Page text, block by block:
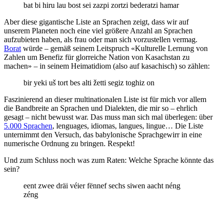
bat bi hiru lau bost sei zazpi zortzi bederatzi hamar
Aber diese gigantische Liste an Sprachen zeigt, dass wir auf
unserem Planeten noch eine viel größere Anzahl an Sprachen
aufzubieten haben, als frau oder man sich vorzustellen vermag.
Borat würde – gemäß seinem Leitspruch «Kulturelle Lernung von
Zahlen um Benefiz für glorreiche Nation von Kasachstan zu
machen» – in seinem Heimatidiom (also auf kasachisch) so zählen:
bir yeki uš tort bes alti žetti segiz toghiz on
Faszinierend an dieser multinationalen Liste ist für mich vor allem
die Bandbreite an Sprachen und Dialekten, die mir so – ehrlich
gesagt – nicht bewusst war. Das muss man sich mal überlegen: über
5.000 Sprachen, lenguages, idiomas, langues, lingue… Die Liste
unternimmt den Versuch, das babylonische Sprachgewirr in eine
numerische Ordnung zu bringen. Respekt!
Und zum Schluss noch was zum Raten: Welche Sprache könnte das
sein?
eent zwee dräi véier fënnef sechs siwen aacht néng
zéng